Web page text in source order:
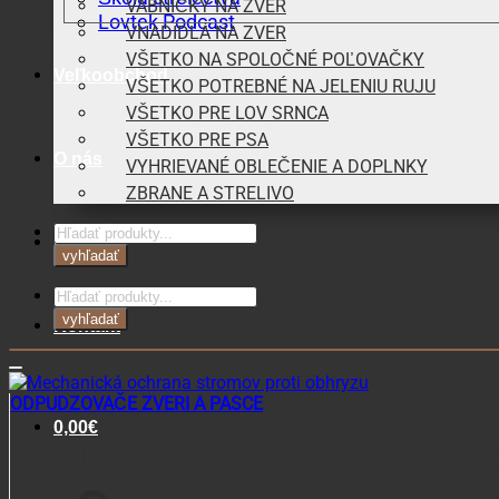
Lovtek Podcast
Veľkoobchod
O nás
Blog
Kontakt
0,00€
VÁBNIČKY NA ZVER
VNADIDLÁ NA ZVER
VŠETKO NA SPOLOČNÉ POĽOVAČKY
VŠETKO POTREBNÉ NA JELENIU RUJU
VŠETKO PRE LOV SRNCA
VŠETKO PRE PSA
VYHRIEVANÉ OBLEČENIE A DOPLNKY
ZBRANE A STRELIVO
Products
search
vyhľadať
Products
search
vyhľadať
ODPUDZOVAČE ZVERI A PASCE